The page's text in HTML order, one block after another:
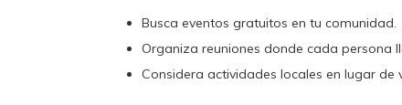
Busca eventos gratuitos en tu comunidad.
Organiza reuniones donde cada persona
Considera actividades locales en lugar de